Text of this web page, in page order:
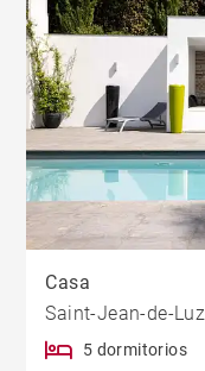
Casa
Saint-Jean-de-Luz
5 dormitorios